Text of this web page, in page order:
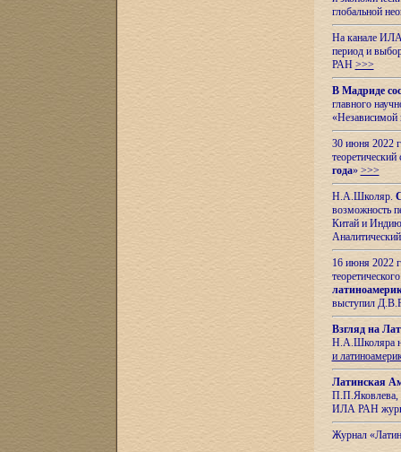
глобальной
На канале
период и
РАН >>>
В Мадриде
главного
«Независимой
30 июня 2022
года» >>>
Н.А.Школяр.
возможность
Китай и
16 июня 2022
выступил
Взгляд на
Н.А.Школяра
и
Латинская
П.П.Яковлева,
ИЛА РАН
Журнал